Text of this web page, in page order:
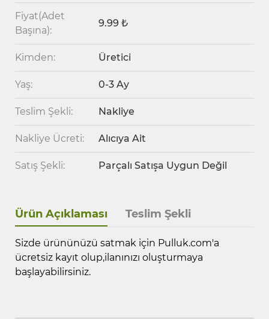
Fiyat(Adet
Başına):
9.99 ₺
Kimden: Üretici
Yaş: 0-3 Ay
Teslim Şekli: Nakliye
Nakliye Ücreti: Alıcıya Ait
Satış Şekli: Parçalı Satışa Uygun Değil
Ürün Açıklaması Teslim Şekli
Sizde ürününüzü satmak için Pulluk.com'a
ücretsiz kayıt olup,ilanınızı oluşturmaya
başlayabilirsiniz.